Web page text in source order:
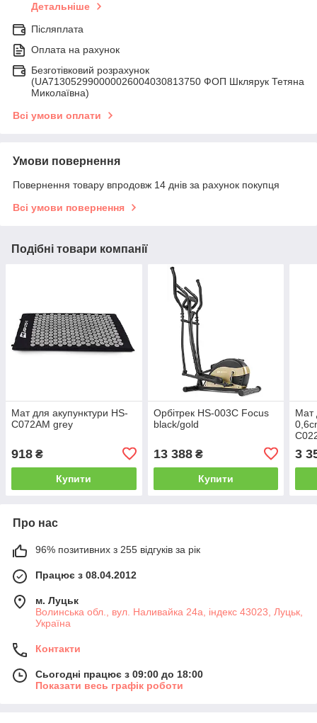
Детальніше
Післяплата
Оплата на рахунок
Безготівковий розрахунок
(UA713052990000026004030813750 ФОП Шклярук Тетяна
Миколаївна)
Всі умови оплати
Умови повернення
Повернення товару впродовж 14 днів за рахунок покупця
Всі умови повернення
Подібні товари компанії
Мат для акупунктури HS-
C072AM grey
918 ₴
Купити
Орбітрек HS-003C Focus
black/gold
13 388₴
Купити
Мат
3
Про нас
96% позитивних з 255 відгуків за рік
Працює з 08.04.2012
м. Луцьк
Волинська обл., вул. Наливайка 24а, індекс 43023, Луцьк,
Україна
Контакти
Сьогодні працює з 09:00 до 18:00
Показати весь графік роботи